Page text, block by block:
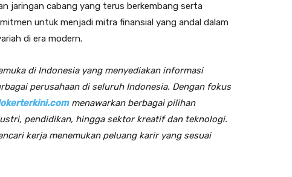
jaringan cabang yang terus berkembang serta
untuk menjadi mitra finansial yang andal dalam
di era modern.
di Indonesia yang menyediakan informasi
perusahaan di seluruh Indonesia. Dengan fokus
menawarkan berbagai pilihan
pendidikan, hingga sektor kreatif dan teknologi.
kerja menemukan peluang karir yang sesuai